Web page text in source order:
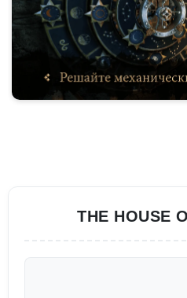
THE HOUSE